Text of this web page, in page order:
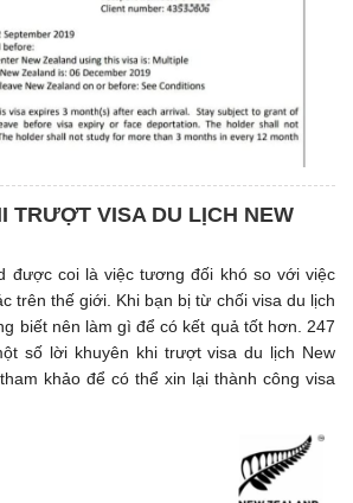
TRƯỢT VISA DU LỊCH NEW
được coi là việc tương đối khó so với việc
trên thế giới. Khi bạn bị từ chối visa du lịch
biết nên làm gì để có kết quả tốt hơn. 247
số lời khuyên khi trượt visa du lịch New
khảo để có thể xin lại thành công visa